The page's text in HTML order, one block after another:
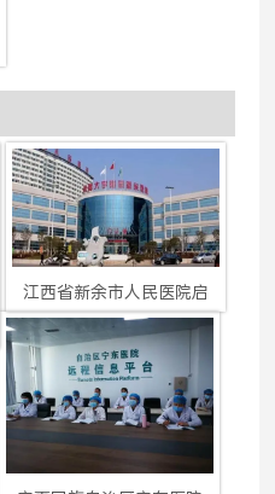
江西省新余市人民医院启